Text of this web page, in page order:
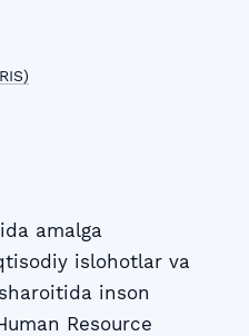
amalga
islohotlar va
inson
Resource